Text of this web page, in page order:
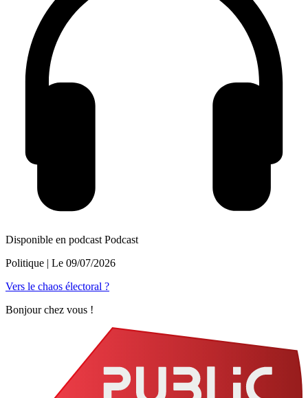
Disponible en podcast Podcast
Politique | Le 09/07/2026
Vers le chaos électoral ?
Bonjour chez vous !